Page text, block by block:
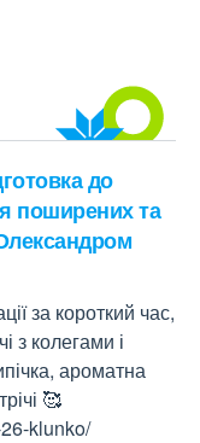
до
поширених та
за короткий час,
з колегами і
ароматна
🥰
klunko/